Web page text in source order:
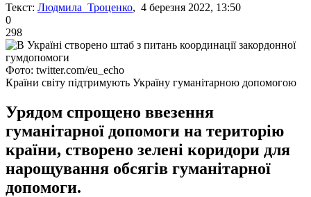
Текст: Людмила Троценко, 4 березня 2022, 13:50
0
298
Фото: twitter.com/eu_echo
Країни світу підтримують Україну гуманітарною допомогою
Урядом спрощено ввезення
гуманітарної допомоги на територію
країни, створено зелені коридори для
нарощування обсягів гуманітарної
допомоги.